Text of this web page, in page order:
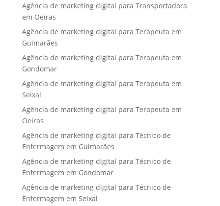
Agência de marketing digital para Transportadora
em Oeiras
Agência de marketing digital para Terapeuta em
Guimarães
Agência de marketing digital para Terapeuta em
Gondomar
Agência de marketing digital para Terapeuta em
Seixal
Agência de marketing digital para Terapeuta em
Oeiras
Agência de marketing digital para Técnico de
Enfermagem em Guimarães
Agência de marketing digital para Técnico de
Enfermagem em Gondomar
Agência de marketing digital para Técnico de
Enfermagem em Seixal